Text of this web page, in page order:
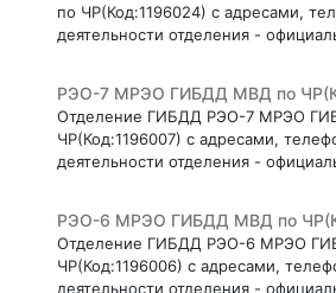
по ЧР(Код:1196024) с адресами,
деятельности отделения -
РЭО-7 МРЭО ГИБДД МВД по
Отделение ГИБДД РЭО-7 МРЭО
ЧР(Код:1196007) с адресами,
деятельности отделения -
РЭО-6 МРЭО ГИБДД МВД по
Отделение ГИБДД РЭО-6 МРЭО
ЧР(Код:1196006) с адресами,
деятельности отделения -